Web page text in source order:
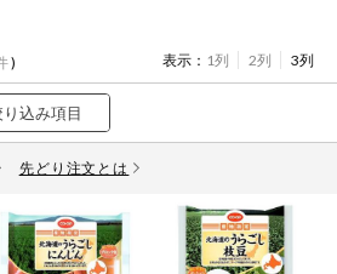
) 表示： 1列 2列 3列
先どり注文とは